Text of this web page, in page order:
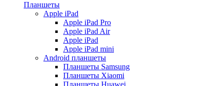
Планшеты
Apple iPad
Apple iPad Pro
Apple iPad Air
Apple iPad
Apple iPad mini
Android планшеты
Планшеты Samsung
Планшеты Xiaomi
Планшеты Huawei